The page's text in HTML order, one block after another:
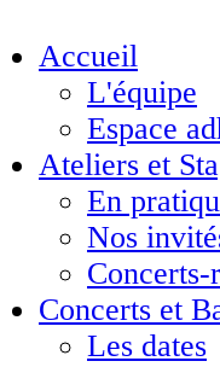
Accueil
L'équipe
Espace
Ateliers et
En
Nos
Concerts-
Concerts et
Les dates